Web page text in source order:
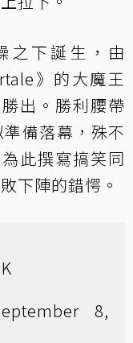
之下誕生，由
》的大魔王
出。勝利腰帶
備落幕，殊不
此撰寫搞笑同
下陣的錯愕。
8,